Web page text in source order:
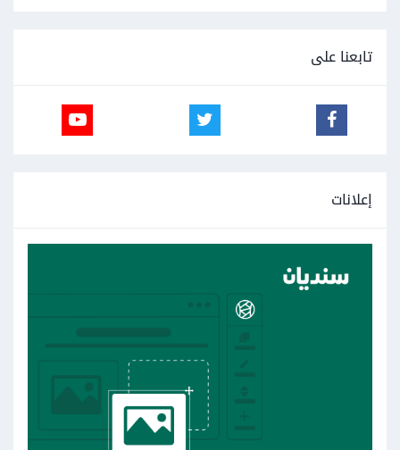
تابعنا على
إعلانات